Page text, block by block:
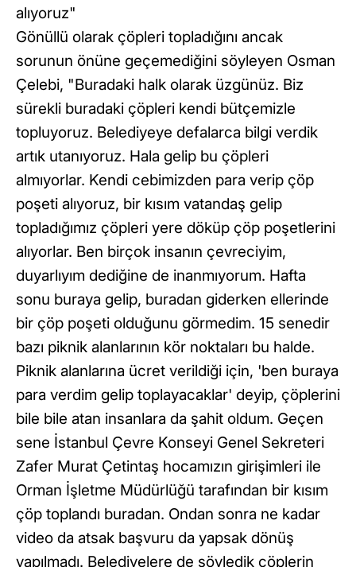
alıyoruz"
Gönüllü olarak çöpleri topladığını ancak
sorunun önüne geçemediğini söyleyen Osman
Çelebi, "Buradaki halk olarak üzgünüz. Biz
sürekli buradaki çöpleri kendi bütçemizle
topluyoruz. Belediyeye defalarca bilgi verdik
artık utanıyoruz. Hala gelip bu çöpleri
almıyorlar. Kendi cebimizden para verip çöp
poşeti alıyoruz, bir kısım vatandaş gelip
topladığımız çöpleri yere döküp çöp poşetlerini
alıyorlar. Ben birçok insanın çevreciyim,
duyarlıyım dediğine de inanmıyorum. Hafta
sonu buraya gelip, buradan giderken ellerinde
bir çöp poşeti olduğunu görmedim. 15 senedir
bazı piknik alanlarının kör noktaları bu halde.
Piknik alanlarına ücret verildiği için, 'ben buraya
para verdim gelip toplayacaklar' deyip, çöplerini
bile bile atan insanlara da şahit oldum. Geçen
sene İstanbul Çevre Konseyi Genel Sekreteri
Zafer Murat Çetintaş hocamızın girişimleri ile
Orman İşletme Müdürlüğü tarafından bir kısım
çöp toplandı buradan. Ondan sonra ne kadar
video da atsak başvuru da yapsak dönüş
yapılmadı. Belediyelere de söyledik çöplerin